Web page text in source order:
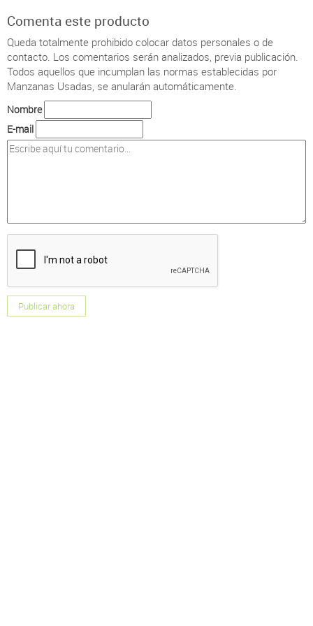
Comenta este producto
Queda totalmente prohibido colocar datos personales o de
contacto. Los comentarios serán analizados, previa publicación.
Todos aquellos que incumplan las normas establecidas por
Manzanas Usadas, se anularán automáticamente.
Nombre
E-mail